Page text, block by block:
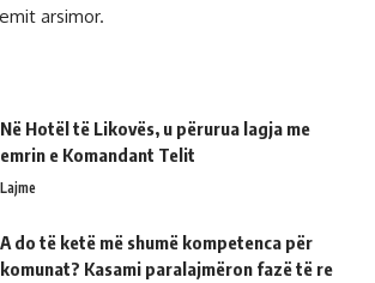
arsimor.
Në Hotël të Likovës, u përurua lagja me
emrin e Komandant Telit
Lajme
A do të ketë më shumë kompetenca për
komunat? Kasami paralajmëron fazë të re